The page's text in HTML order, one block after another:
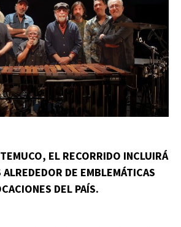
EL RECORRIDO INCLUIRÁ
DE EMBLEMÁTICAS
DEL PAÍS.